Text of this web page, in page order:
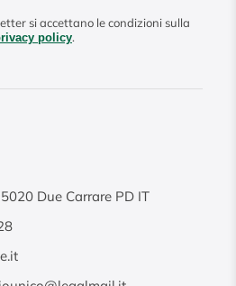
si accettano le condizioni sulla
policy.
Due Carrare PD IT